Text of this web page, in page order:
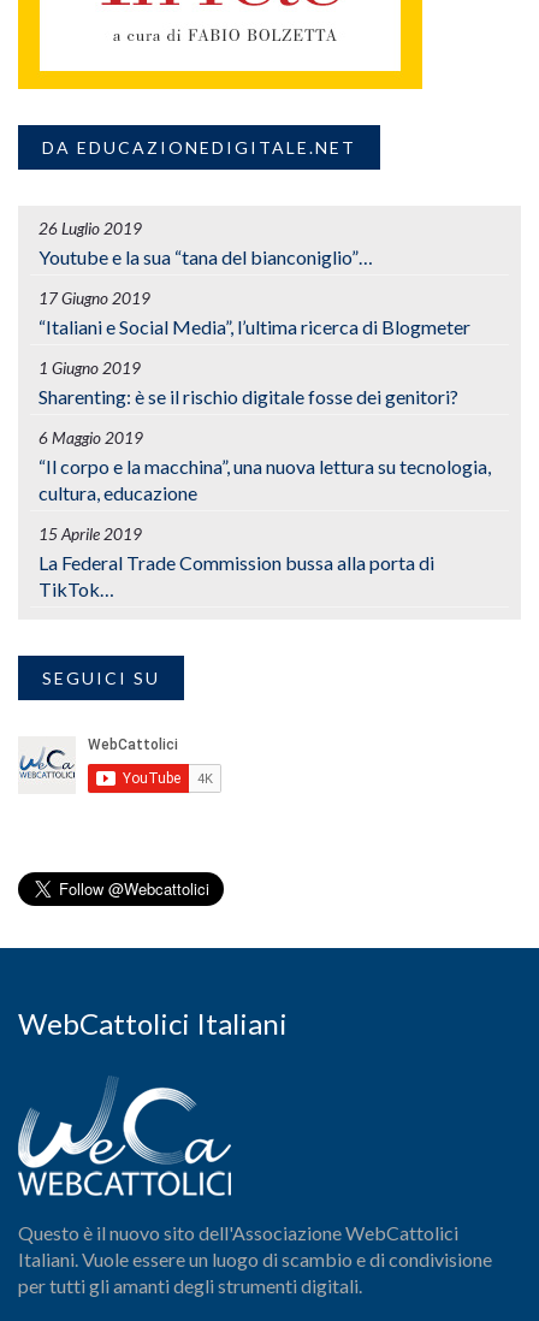
DA EDUCAZIONEDIGITALE.NET
26 Luglio 2019
Youtube e la sua “tana del bianconiglio”…
17 Giugno 2019
“Italiani e Social Media”, l’ultima ricerca di Blogmeter
1 Giugno 2019
Sharenting: è se il rischio digitale fosse dei genitori?
6 Maggio 2019
“Il corpo e la macchina”, una nuova lettura su tecnologia,
cultura, educazione
15 Aprile 2019
La Federal Trade Commission bussa alla porta di
TikTok…
SEGUICI SU
WebCattolici Italiani
Questo è il nuovo sito dell'Associazione WebCattolici
Italiani. Vuole essere un luogo di scambio e di condivisione
per tutti gli amanti degli strumenti digitali.